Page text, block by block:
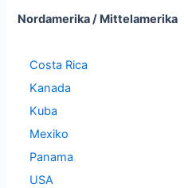
Nordamerika / Mittelamerika
Costa Rica
Kanada
Kuba
Mexiko
Panama
USA